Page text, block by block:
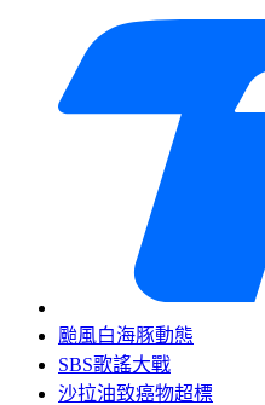
颱風白海豚動態
SBS歌謠大戰
沙拉油致癌物超標